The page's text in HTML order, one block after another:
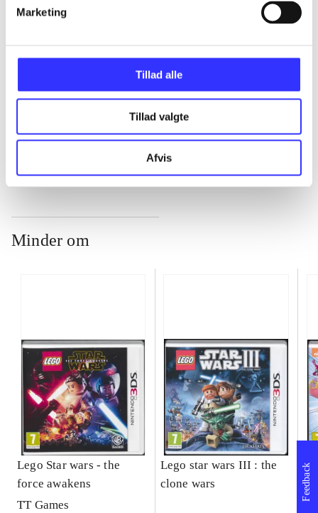
Marketing
Tillad alle
Tillad valgte
Afvis
...
Minder om
Lego Star wars - the
force awakens
TT Games
Lego star wars III : the
clone wars
Feedback